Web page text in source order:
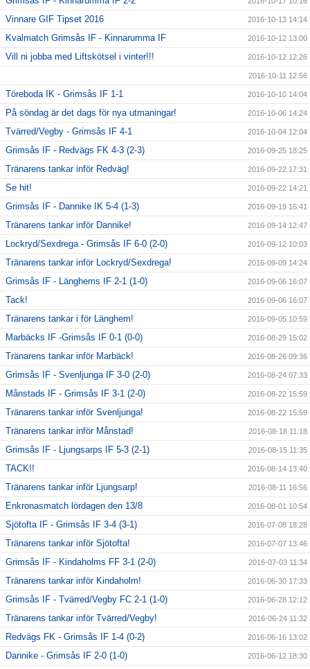
Vinnare GIF Tipset 2016 2016-10-13 14:14
Kvalmatch Grimsås IF - Kinnarumma IF 2016-10-12 13:00
Vill ni jobba med Liftskötsel i vinter!!! 2016-10-12 12:26
2016-10-11 12:56
Töreboda IK - Grimsås IF 1-1 2016-10-10 14:04
På söndag är det dags för nya utmaningar! 2016-10-06 14:24
Tvärred/Vegby - Grimsås IF 4-1 2016-10-04 12:04
Grimsås IF - Redvägs FK 4-3 (2-3) 2016-09-25 18:25
Tränarens tankar inför Redväg! 2016-09-22 17:31
Se hit! 2016-09-22 14:21
Grimsås IF - Dannike IK 5-4 (1-3) 2016-09-19 16:41
Tränarens tankar inför Dannike! 2016-09-14 12:47
Lockryd/Sexdrega - Grimsås IF 6-0 (2-0) 2016-09-12 10:03
Tränarens tankar inför Lockryd/Sexdrega! 2016-09-09 14:24
Grimsås IF - Länghems IF 2-1 (1-0) 2016-09-06 16:07
Tack! 2016-09-06 16:07
Tränarens tankar i för Länghem! 2016-09-05 10:59
Marbäcks IF -Grimsås IF 0-1 (0-0) 2016-08-29 15:02
Tränarens tankar inför Marbäck! 2016-08-26 09:36
Grimsås IF - Svenljunga IF 3-0 (2-0) 2016-08-24 07:33
Månstads IF - Grimsås IF 3-1 (2-0) 2016-08-22 15:59
Tränarens tankar inför Svenljunga! 2016-08-22 15:59
Tränarens tankar inför Månstad! 2016-08-18 11:18
Grimsås IF - Ljungsarps IF 5-3 (2-1) 2016-08-15 11:35
TACK!! 2016-08-14 13:40
Tränarens tankar inför Ljungsarp! 2016-08-11 16:56
Enkronasmatch lördagen den 13/8 2016-08-01 10:54
Sjötofta IF - Grimsås IF 3-4 (3-1) 2016-07-08 18:28
Tränarens tankar inför Sjötofta! 2016-07-07 13:46
Grimsås IF - Kindaholms FF 3-1 (2-0) 2016-07-03 11:34
Tränarens tankar inför Kindaholm! 2016-06-30 17:33
Grimsås IF - Tvärred/Vegby FC 2-1 (1-0) 2016-06-28 12:12
Tränarens tankar inför Tvärred/Vegby! 2016-06-24 11:32
Redvägs FK - Grimsås IF 1-4 (0-2) 2016-06-16 13:02
Dannike - Grimsås IF 2-0 (1-0) 2016-06-12 18:30